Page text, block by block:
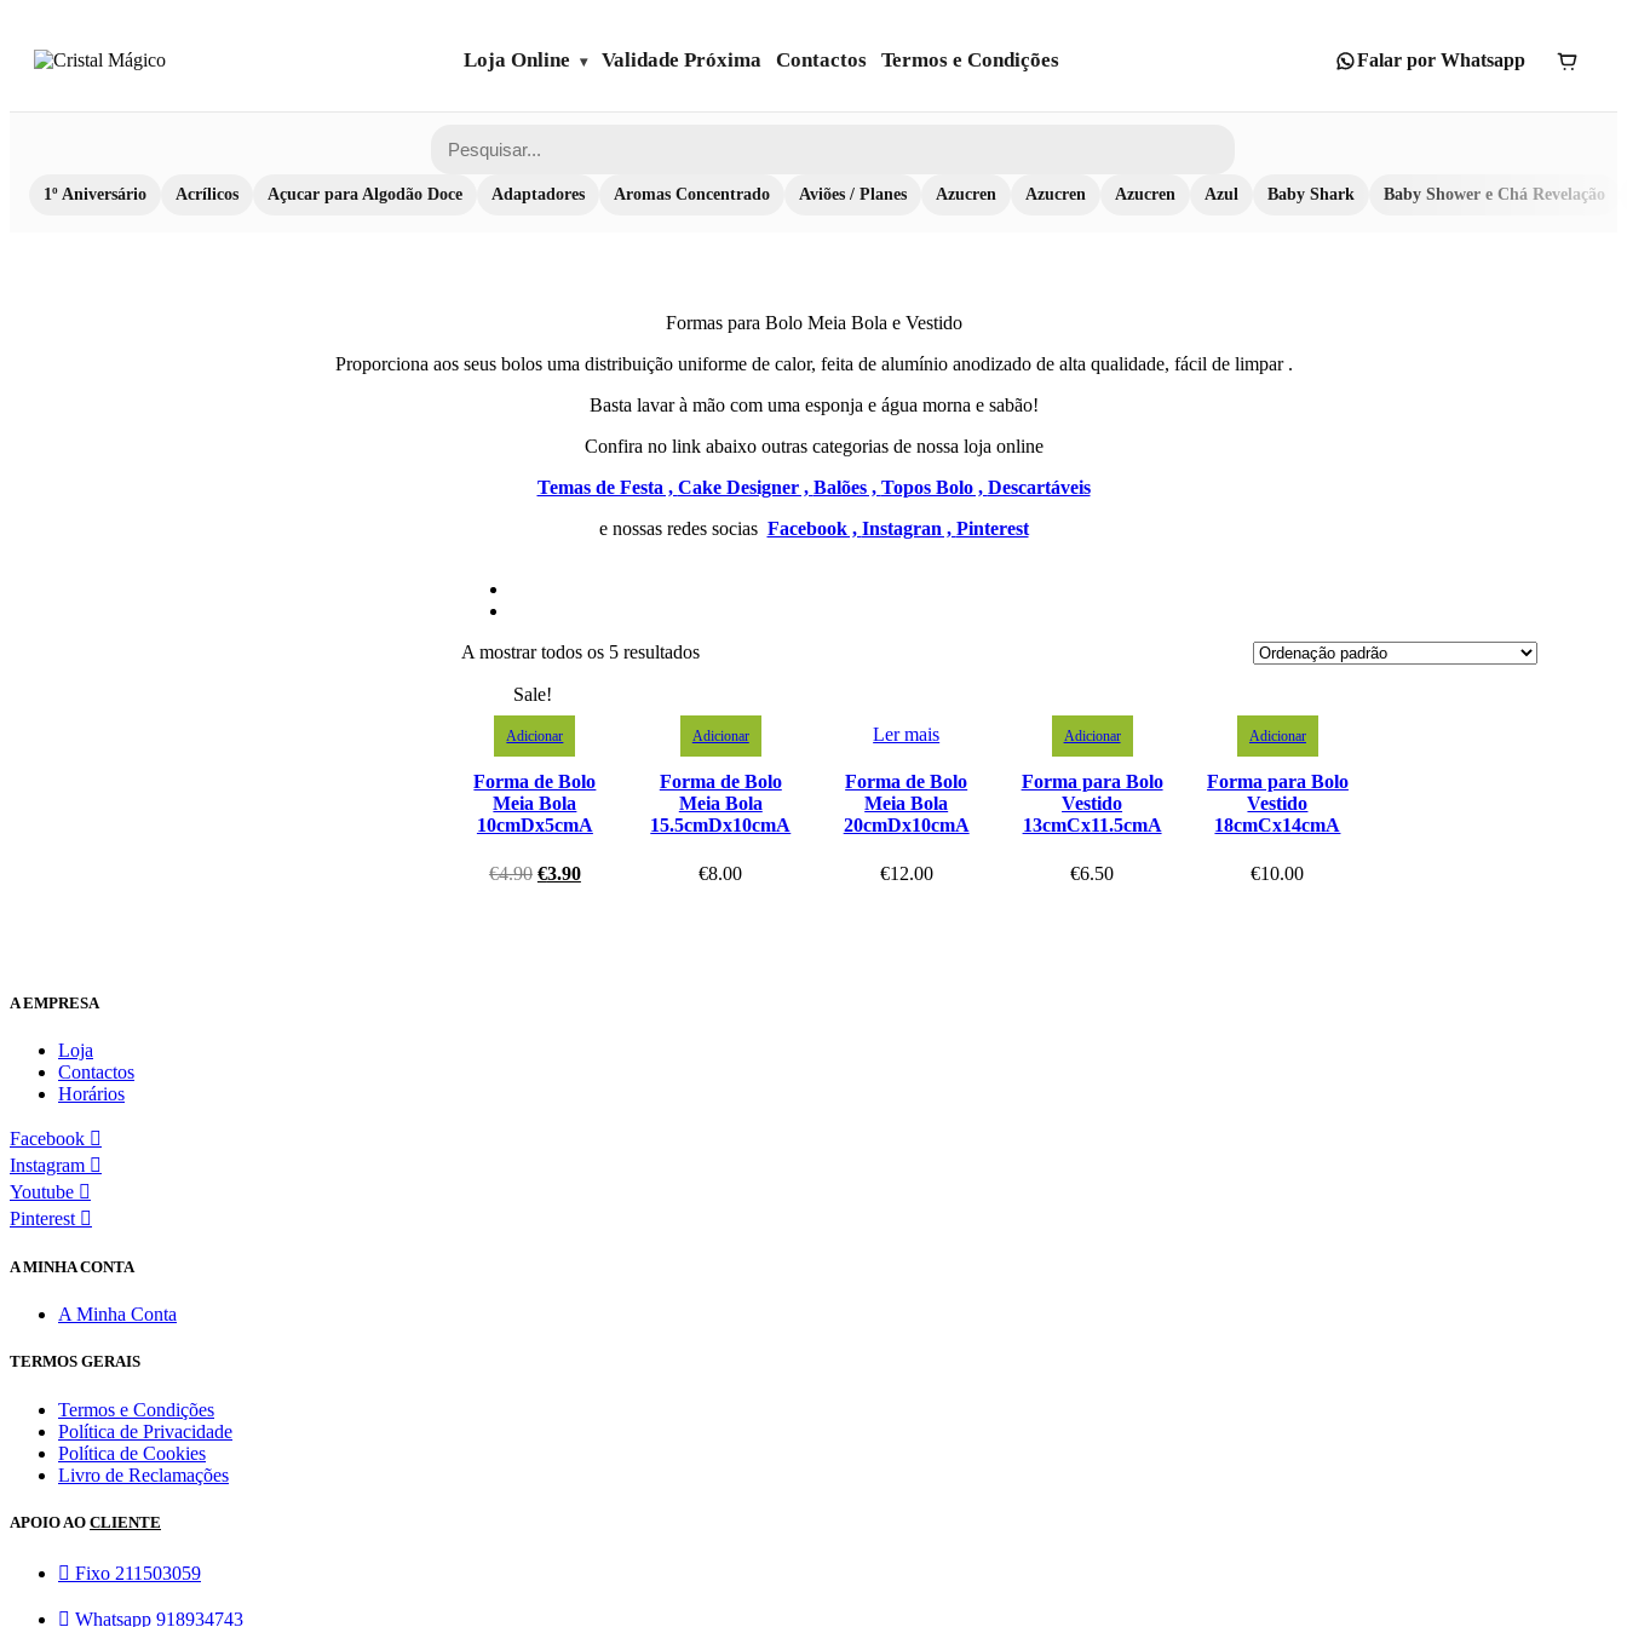
Loja Online Validade Próxima Contactos Termos e Condições Falar por Whatsapp
1º Aniversário Acrílicos Açucar para Algodão Doce Adaptadores Aromas Concentrado Aviões / Planes Azucren Azucren Azucren Azul Baby Shark Baby Shower e Chá Revelação
Formas para Bolo Meia Bola e Vestido
Proporciona aos seus bolos uma distribuição uniforme de calor, feita de alumínio anodizado de alta qualidade, fácil de limpar .
Basta lavar à mão com uma esponja e água morna e sabão!
Confira no link abaixo outras categorias de nossa loja online
Temas de Festa , Cake Designer , Balões , Topos Bolo , Descartáveis
e nossas redes socias Facebook , Instagran , Pinterest
A mostrar todos os 5 resultados
Sale!
Adicionar
Forma de Bolo
Meia Bola
10cmDx5cmA
€4.90 €3.90
Adicionar
Forma de Bolo
Meia Bola
15.5cmDx10cmA
€8.00
Ler mais
Forma de Bolo
Meia Bola
20cmDx10cmA
€12.00
Adicionar
Forma para Bolo
Vestido
13cmCx11.5cmA
€6.50
Adicionar
Forma para Bolo
Vestido
18cmCx14cmA
€10.00
A EMPRESA
Loja
Contactos
Horários
Facebook
Instagram
Youtube
Pinterest
A MINHA CONTA
A Minha Conta
TERMOS GERAIS
Termos e Condições
Política de Privacidade
Política de Cookies
Livro de Reclamações
APOIO AO CLIENTE
Fixo 211503059
Whatsapp 918934743